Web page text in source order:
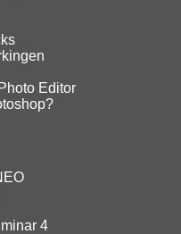
Editor
4